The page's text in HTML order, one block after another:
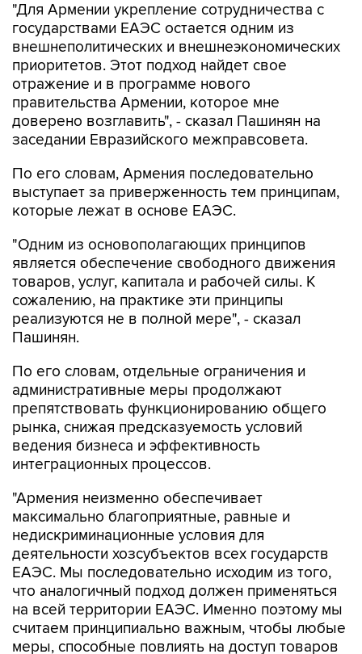
"Для Армении укрепление сотрудничества с
государствами ЕАЭС остается одним из
внешнеполитических и внешнеэкономических
приоритетов. Этот подход найдет свое
отражение и в программе нового
правительства Армении, которое мне
доверено возглавить", - сказал Пашинян на
заседании Евразийского межправсовета.
По его словам, Армения последовательно
выступает за приверженность тем принципам,
которые лежат в основе ЕАЭС.
"Одним из основополагающих принципов
является обеспечение свободного движения
товаров, услуг, капитала и рабочей силы. К
сожалению, на практике эти принципы
реализуются не в полной мере", - сказал
Пашинян.
По его словам, отдельные ограничения и
административные меры продолжают
препятствовать функционированию общего
рынка, снижая предсказуемость условий
ведения бизнеса и эффективность
интеграционных процессов.
"Армения неизменно обеспечивает
максимально благоприятные, равные и
недискриминационные условия для
деятельности хозсубъектов всех государств
ЕАЭС. Мы последовательно исходим из того,
что аналогичный подход должен применяться
на всей территории ЕАЭС. Именно поэтому мы
считаем принципиально важным, чтобы любые
меры, способные повлиять на доступ товаров